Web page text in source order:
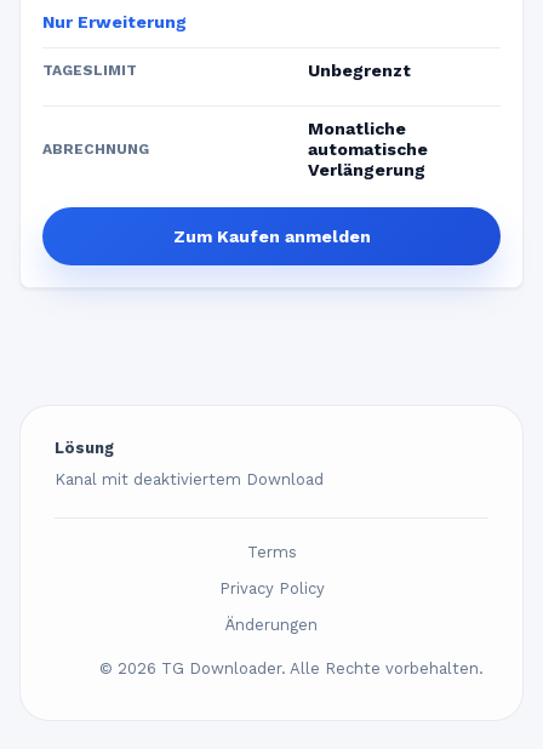
Nur Erweiterung
TAGESLIMIT Unbegrenzt
ABRECHNUNG
Monatliche
automatische
Verlängerung
Zum Kaufen anmelden
Lösung
Kanal mit deaktiviertem Download
Terms
Privacy Policy
Änderungen
© 2026 TG Downloader. Alle Rechte vorbehalten.